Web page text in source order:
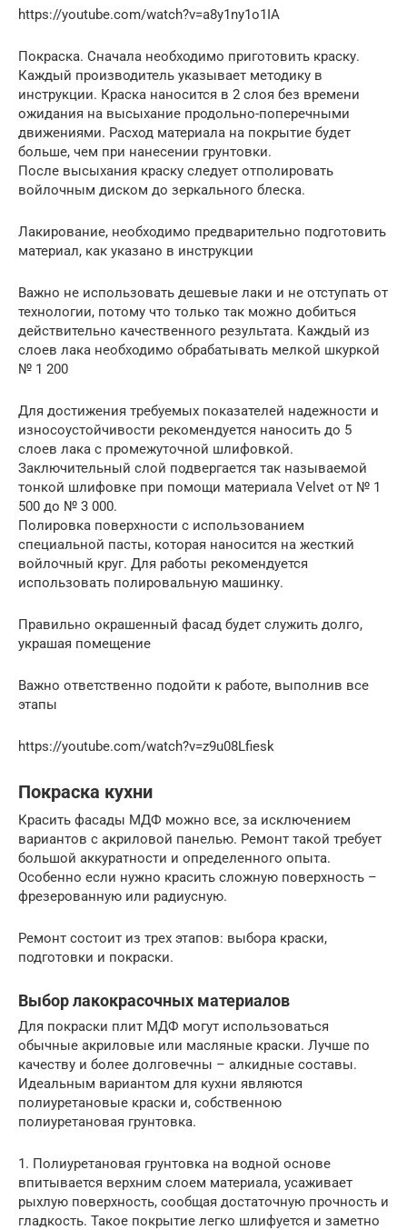
https://youtube.com/watch?v=a8y1ny1o1IA
Покраска. Сначала необходимо приготовить краску.
Каждый производитель указывает методику в
инструкции. Краска наносится в 2 слоя без времени
ожидания на высыхание продольно-поперечными
движениями. Расход материала на покрытие будет
больше, чем при нанесении грунтовки.
После высыхания краску следует отполировать
войлочным диском до зеркального блеска.
Лакирование, необходимо предварительно подготовить
материал, как указано в инструкции
Важно не использовать дешевые лаки и не отступать от
технологии, потому что только так можно добиться
действительно качественного результата. Каждый из
слоев лака необходимо обрабатывать мелкой шкуркой
№ 1 200
Для достижения требуемых показателей надежности и
износоустойчивости рекомендуется наносить до 5
слоев лака с промежуточной шлифовкой.
Заключительный слой подвергается так называемой
тонкой шлифовке при помощи материала Velvet от № 1
500 до № 3 000.
Полировка поверхности с использованием
специальной пасты, которая наносится на жесткий
войлочный круг. Для работы рекомендуется
использовать полировальную машинку.
Правильно окрашенный фасад будет служить долго,
украшая помещение
Важно ответственно подойти к работе, выполнив все
этапы
https://youtube.com/watch?v=z9u08Lfiesk
Покраска кухни
Красить фасады МДФ можно все, за исключением
вариантов с акриловой панелью. Ремонт такой требует
большой аккуратности и определенного опыта.
Особенно если нужно красить сложную поверхность –
фрезерованную или радиусную.
Ремонт состоит из трех этапов: выбора краски,
подготовки и покраски.
Выбор лакокрасочных материалов
Для покраски плит МДФ могут использоваться
обычные акриловые или масляные краски. Лучше по
качеству и более долговечны – алкидные составы.
Идеальным вариантом для кухни являются
полиуретановые краски и, собственною
полиуретановая грунтовка.
1. Полиуретановая грунтовка на водной основе
впитывается верхним слоем материала, усаживает
рыхлую поверхность, сообщая достаточную прочность и
гладкость. Такое покрытие легко шлифуется и заметно